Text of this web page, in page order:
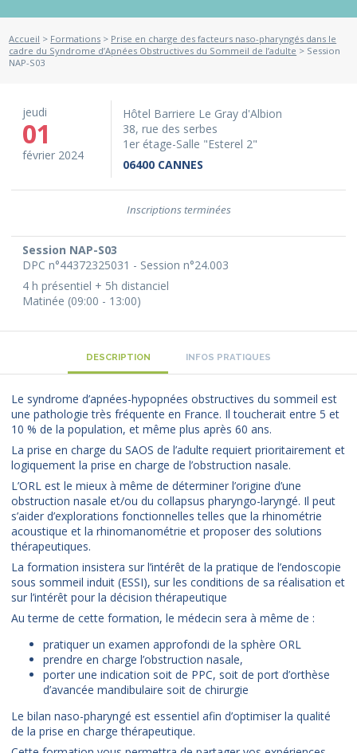
Accueil > Formations > Prise en charge des facteurs naso-pharyngés dans le
cadre du Syndrome d’Apnées Obstructives du Sommeil de l’adulte > Session
NAP-S03
jeudi
01
février 2024
Hôtel Barriere Le Gray d'Albion
38, rue des serbes
1er étage-Salle "Esterel 2"
06400 CANNES
Session NAP-S03
DPC n°44372325031 - Session n°24.003
4 h présentiel + 5h distanciel
Matinée (09:00 - 13:00)
Inscriptions terminées
DESCRIPTION INFOS PRATIQUES
Le syndrome d’apnées-hypopnées obstructives du sommeil est
une pathologie très fréquente en France. Il toucherait entre 5 et
10 % de la population, et même plus après 60 ans.
La prise en charge du SAOS de l’adulte requiert prioritairement et
logiquement la prise en charge de l’obstruction nasale.
L’ORL est le mieux à même de déterminer l’origine d’une
obstruction nasale et/ou du collapsus pharyngo-laryngé. Il peut
s’aider d’explorations fonctionnelles telles que la rhinométrie
acoustique et la rhinomanométrie et proposer des solutions
thérapeutiques.
La formation insistera sur l’intérêt de la pratique de l’endoscopie
sous sommeil induit (ESSI), sur les conditions de sa réalisation et
sur l’intérêt pour la décision thérapeutique
Au terme de cette formation, le médecin sera à même de :
pratiquer un examen approfondi de la sphère ORL
prendre en charge l’obstruction nasale,
porter une indication soit de PPC, soit de port d’orthèse
d’avancée mandibulaire soit de chirurgie
Le bilan naso-pharyngé est essentiel afin d’optimiser la qualité
de la prise en charge thérapeutique.